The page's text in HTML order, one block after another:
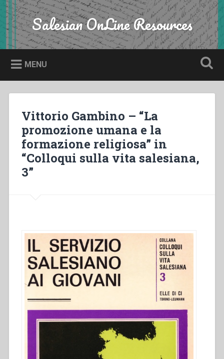
Skip
to
content
Search Salesian OnLine Resources
MENU
Vittorio Gambino – “La
promozione umana e la
formazione religiosa” in
“Colloqui sulla vita salesiana,
3”